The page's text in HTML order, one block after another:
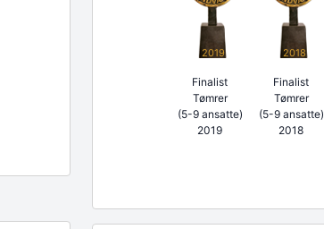
2019
Finalist
Tømrer
(5-9 ansatte)
2019
2018
Finalist
Tømrer
(5-9 ansatte)
2018